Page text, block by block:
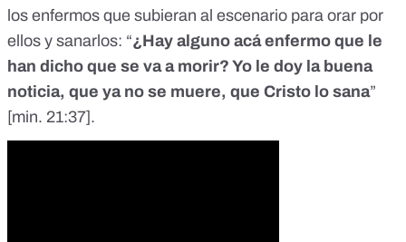
los enfermos que subieran al escenario para orar por
ellos y sanarlos: “¿Hay alguno acá enfermo que le
han dicho que se va a morir? Yo le doy la buena
noticia, que ya no se muere, que Cristo lo sana”
[min. 21:37].